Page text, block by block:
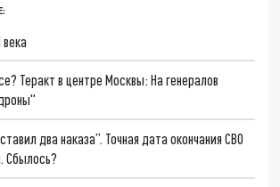
Теракт в центре Москвы: На генералов
два наказа”. Точная дата окончания СВО
Сбылось?